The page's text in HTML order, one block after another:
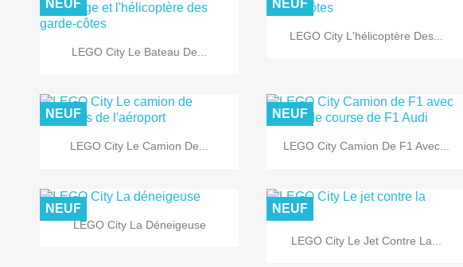
 Aperçu rapide
LEGO City Le Bateau De...
NEUF
 Aperçu rapide
LEGO City L'hélicoptère Des...
NEUF
 Aperçu rapide
LEGO City Le Camion De...
NEUF
 Aperçu rapide
LEGO City Camion De F1 Avec...
NEUF
 Aperçu rapide
LEGO City La Déneigeuse
NEUF
 Aperçu rapide
LEGO City Le Jet Contre La...
NEUF